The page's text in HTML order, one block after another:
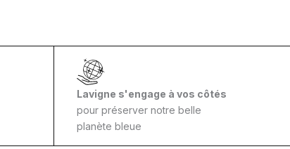
Lavigne s'engage à vos côtés
pour préserver notre belle
planète bleue